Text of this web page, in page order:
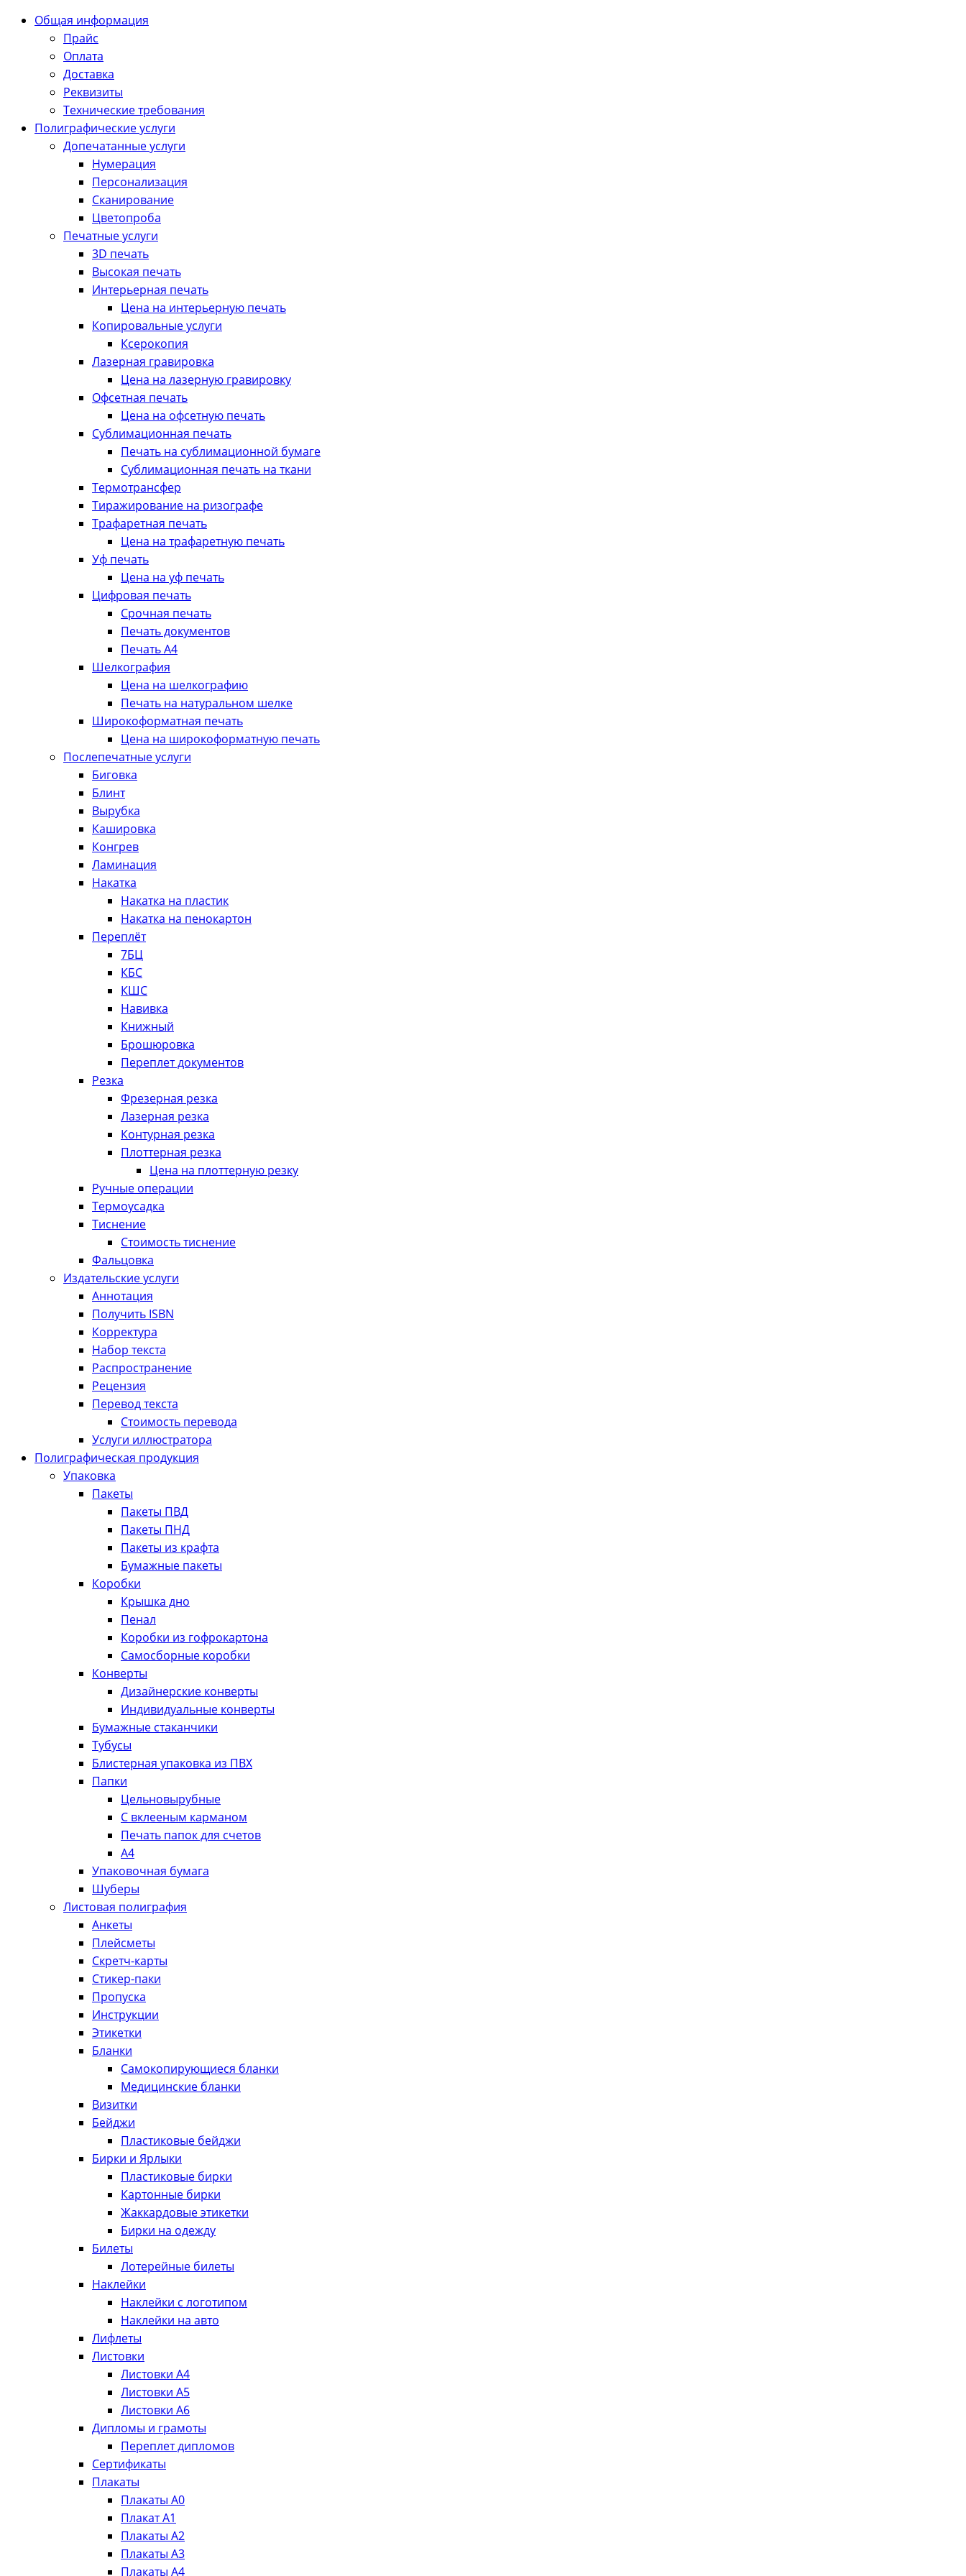
Общая информация
Прайс
Оплата
Доставка
Реквизиты
Технические требования
Полиграфические услуги
Допечатанные услуги
Нумерация
Персонализация
Сканирование
Цветопроба
Печатные услуги
3D печать
Высокая печать
Интерьерная печать
Цена на интерьерную печать
Копировальные услуги
Ксерокопия
Лазерная гравировка
Цена на лазерную гравировку
Офсетная печать
Цена на офсетную печать
Сублимационная печать
Печать на сублимационной бумаге
Сублимационная печать на ткани
Термотрансфер
Тиражирование на ризографе
Трафаретная печать
Цена на трафаретную печать
Уф печать
Цена на уф печать
Цифровая печать
Срочная печать
Печать документов
Печать А4
Шелкография
Цена на шелкографию
Печать на натуральном шелке
Широкоформатная печать
Цена на широкоформатную печать
Послепечатные услуги
Биговка
Блинт
Вырубка
Кашировка
Конгрев
Ламинация
Накатка
Накатка на пластик
Накатка на пенокартон
Переплёт
7БЦ
КБС
КШС
Навивка
Книжный
Брошюровка
Переплет документов
Резка
Фрезерная резка
Лазерная резка
Контурная резка
Плоттерная резка
Цена на плоттерную резку
Ручные операции
Термоусадка
Тиснение
Стоимость тиснение
Фальцовка
Издательские услуги
Аннотация
Получить ISBN
Корректура
Набор текста
Распространение
Рецензия
Перевод текста
Стоимость перевода
Услуги иллюстратора
Полиграфическая продукция
Упаковка
Пакеты
Пакеты ПВД
Пакеты ПНД
Пакеты из крафта
Бумажные пакеты
Коробки
Крышка дно
Пенал
Коробки из гофрокартона
Самосборные коробки
Конверты
Дизайнерские конверты
Индивидуальные конверты
Бумажные стаканчики
Тубусы
Блистерная упаковка из ПВХ
Папки
Цельновырубные
С вклееным карманом
Печать папок для счетов
А4
Упаковочная бумага
Шуберы
Листовая полиграфия
Анкеты
Плейсметы
Скретч-карты
Стикер-паки
Пропуска
Инструкции
Этикетки
Бланки
Самокопирующиеся бланки
Медицинские бланки
Визитки
Бейджи
Пластиковые бейджи
Бирки и Ярлыки
Пластиковые бирки
Картонные бирки
Жаккардовые этикетки
Бирки на одежду
Билеты
Лотерейные билеты
Наклейки
Наклейки с логотипом
Наклейки на авто
Лифлеты
Листовки
Листовки А4
Листовки А5
Листовки А6
Дипломы и грамоты
Переплет дипломов
Сертификаты
Плакаты
Плакаты А0
Плакат А1
Плакаты А2
Плакаты А3
Плакаты А4